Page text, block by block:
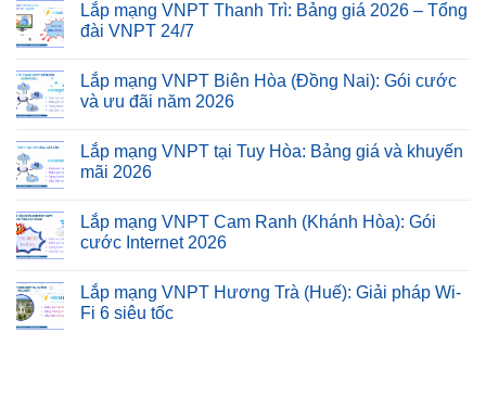
Lắp mạng VNPT Thanh Trì: Bảng giá 2026 – Tổng
đài VNPT 24/7
Lắp mạng VNPT Biên Hòa (Đồng Nai): Gói cước
và ưu đãi năm 2026
Lắp mạng VNPT tại Tuy Hòa: Bảng giá và khuyến
mãi 2026
Lắp mạng VNPT Cam Ranh (Khánh Hòa): Gói
cước Internet 2026
Lắp mạng VNPT Hương Trà (Huế): Giải pháp Wi-
Fi 6 siêu tốc